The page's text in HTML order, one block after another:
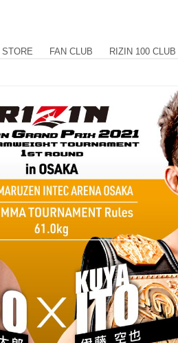
FAN CLUB RIZIN 100 CLUB